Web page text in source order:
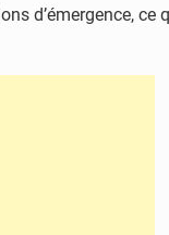
d’émergence,